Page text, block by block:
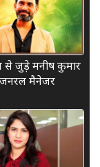
जुड़े मनीष कुमार
जनरल मैनेजर